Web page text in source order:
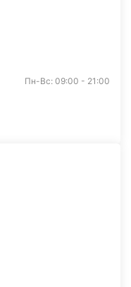
Пн-Вс: 09:00 - 21:00